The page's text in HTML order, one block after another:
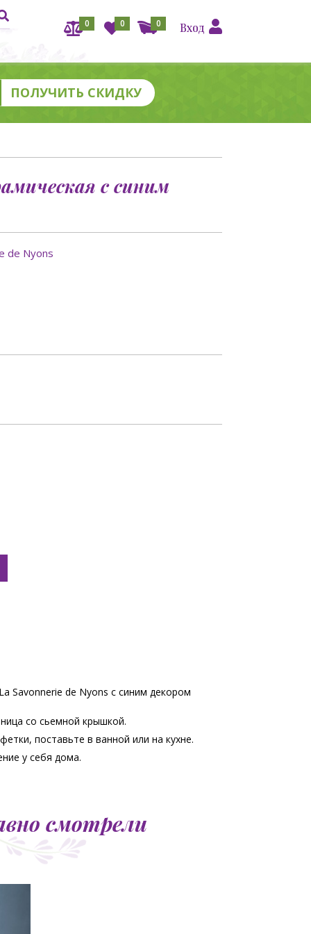
Вход
0
0
0
с синим
de Nyons
Savonnerie de Nyons с синим декором
со сьемной крышкой.
поставьте в ванной или на кухне.
у себя дома.
смотрели